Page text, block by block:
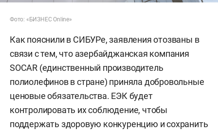
Фото: «БИЗНЕС Online»
Как пояснили в СИБУРе, заявления отозваны в
связи с тем, что азербайджанская компания
SOCAR (единственный производитель
полиолефинов в стране) приняла добровольные
ценовые обязательства. ЕЭК будет
контролировать их соблюдение, чтобы
поддержать здоровую конкуренцию и сохранить